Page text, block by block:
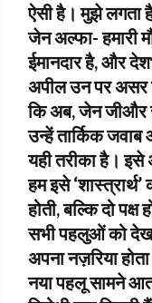
ऐसी है। मुझे लगता
जेन अल्फा- हमारी
ईमानदार है, और
अपील उन पर असर
कि अब, जेन जीऔर
उन्हें तार्किक जवाब
यही तरीका है। इसे
हम इसे
होती, बल्कि दो पक्ष
सभी पहलुओं को
अपना नज़रिया
नया पहलू सामने